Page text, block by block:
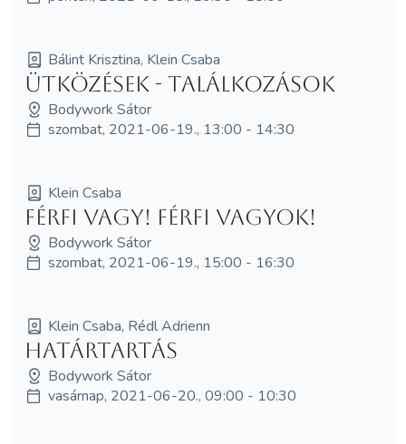
Bálint Krisztina, Klein Csaba
Ütközések - Találkozások
Bodywork Sátor
szombat, 2021-06-19., 13:00 - 14:30
Klein Csaba
Férfi vagy! Férfi vagyok!
Bodywork Sátor
szombat, 2021-06-19., 15:00 - 16:30
Klein Csaba, Rédl Adrienn
Határtartás
Bodywork Sátor
vasárnap, 2021-06-20., 09:00 - 10:30